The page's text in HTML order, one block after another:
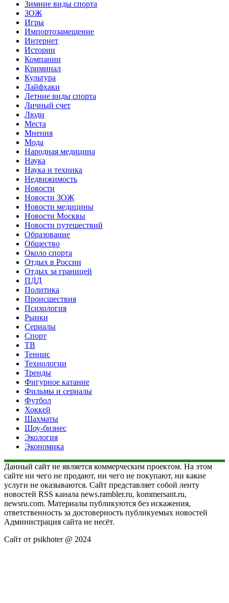
Зимние виды спорта
ЗОЖ
Игры
Импортозамещение
Интернет
Истории
Компании
Криминал
Культура
Лайфхаки
Летние виды спорта
Личный счет
Люди
Места
Мнения
Мода
Народная медицина
Наука
Наука и техника
Недвижимость
Новости
Новости ЗОЖ
Новости медицины
Новости Москвы
Новости путешествий
Образование
Общество
Около спорта
Отдых в России
Отдых за границей
ПДД
Политика
Происшествия
Психология
Рынки
Сериалы
Спорт
ТВ
Теннис
Технологии
Тренды
Фигурное катание
Фильмы и сериалы
Футбол
Хоккей
Шахматы
Шоу-бизнес
Экология
Экономика
Данный сайт не является коммерческим проектом. На этом
сайте ни чего не продают, ни чего не покупают, ни какие
услуги не оказываются. Сайт представляет собой ленту
новостей RSS канала news.rambler.ru, kommersant.ru,
newsru.com. Материалы публикуются без искажения,
ответственность за достоверность публикуемых новостей
Администрация сайта не несёт.
Сайт от psikhoter @ 2024